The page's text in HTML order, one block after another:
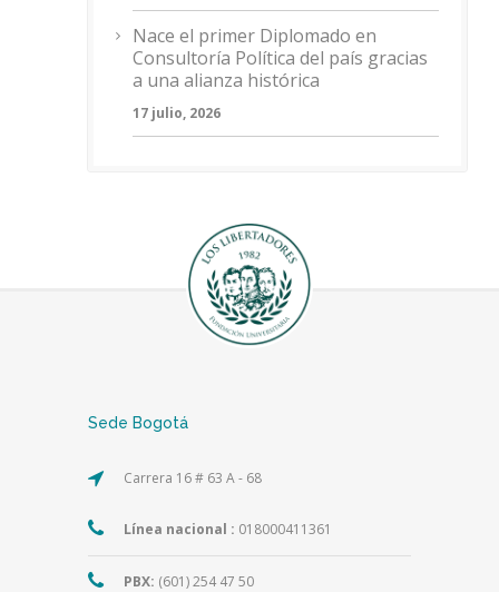
Nace el primer Diplomado en
Consultoría Política del país gracias
a una alianza histórica
17 julio, 2026
Sede Bogotá
Carrera 16 # 63 A - 68
Línea nacional : 018000411361
PBX: (601) 254 47 50